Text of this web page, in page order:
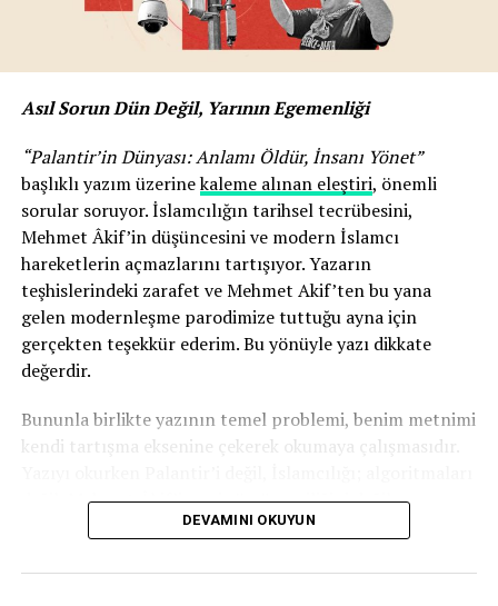
Asıl Sorun Dün Değil, Yarının Egemenliği
“Palantir’in Dünyası: Anlamı Öldür, İnsanı Yönet”
başlıklı yazım üzerinekaleme alınan eleştiri, önemli
sorular soruyor. İslamcılığın tarihsel tecrübesini,
Mehmet Âkif’in düşüncesini ve modern İslamcı
hareketlerin açmazlarını tartışıyor. Yazarın
teşhislerindeki zarafet ve Mehmet Akif’ten bu yana
gelen modernleşme parodimize tuttuğu ayna için
gerçekten teşekkür ederim. Bu yönüyle yazı dikkate
değerdir.
Bununla birlikte yazının temel problemi, benim metnimi
kendi tartışma eksenine çekerek okumaya çalışmasıdır.
değil, Mehmet Âkif’i; veri sömürgeciliğini değil,
Müslümanların tarihsel muhasebesini merkeze alıyor.
ıskalanmış oluyor.
DEVAMINI OKUYUN